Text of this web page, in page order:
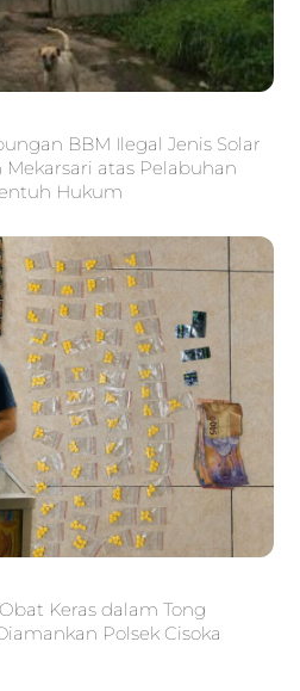
BBM Ilegal Jenis Solar
atas Pelabuhan
Hukum
Keras dalam Tong
Polsek Cisoka